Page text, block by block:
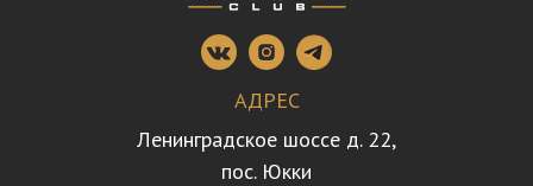
АДРЕС
Ленинградское шоссе д. 22,
пос. Юкки